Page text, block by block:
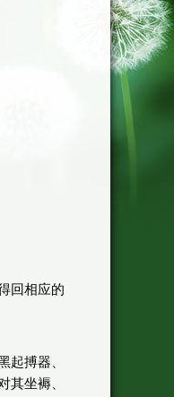
回相应的
起搏器、
其坐褥、